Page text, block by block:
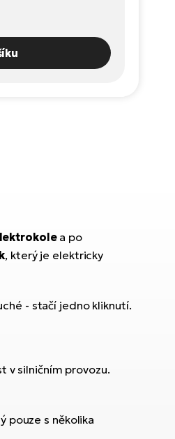
a po
, který je elektricky
- stačí jedno kliknutí.
v silničním provozu.
pouze s několika